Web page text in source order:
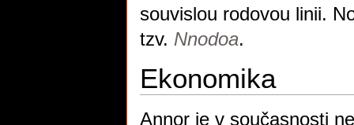
souvislou rodovou linii.
tzv. Nnodoa.
Ekonomika
Annor je v současnosti